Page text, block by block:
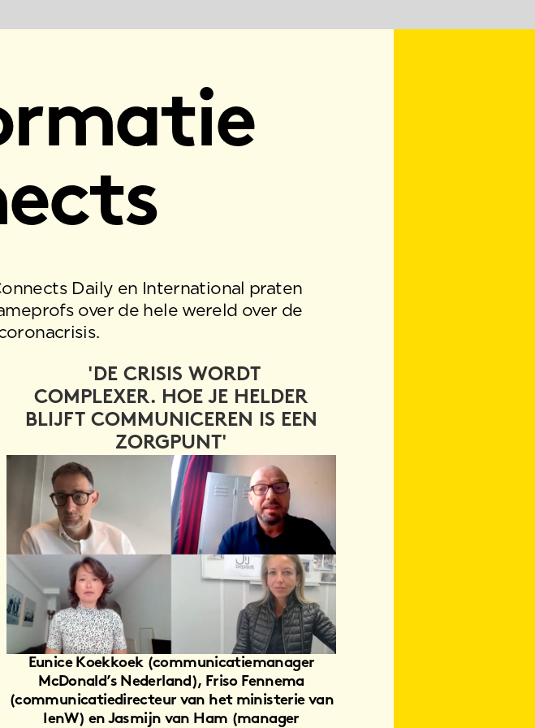
WORDT
HOE JE HELDER
IS EEN
(communicatiemanager
Friso Fennema
van het ministerie van
van Ham (manager
Keukens) over de rol die
en zou moeten spelen in de
van de coronacrisis.
OVER
IS EEN
ACT EN DAT DURFT
/12